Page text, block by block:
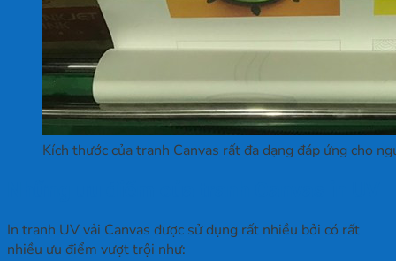
Kích thước của tranh Canvas rất đa dạng đáp ứng cho
In tranh UV vải Canvas được sử dụng rất nhiều bởi có rất
nhiều ưu điểm vượt trội như: